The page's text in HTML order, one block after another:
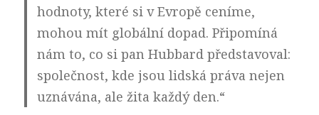
hodnoty, které si v Evropě ceníme,
mohou mít globální dopad. Připomíná
nám to, co si pan Hubbard představoval:
společnost, kde jsou lidská práva nejen
uznávána, ale žita každý den.“